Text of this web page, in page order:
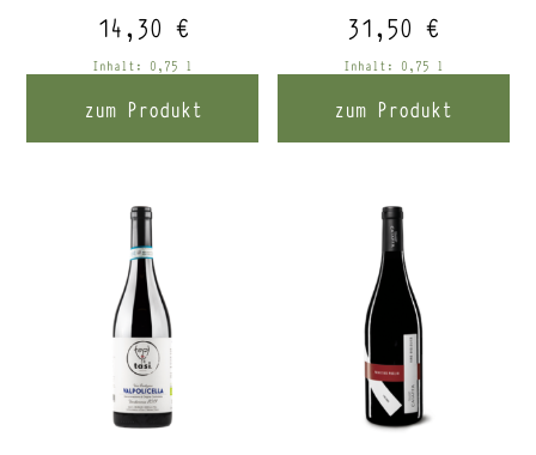
14,30 €
Inhalt: 0,75 l
zum Produkt
31,50€
Inhalt: 0,75 l
zum Produkt